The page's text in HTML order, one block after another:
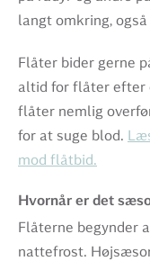
langt omkring,
Flåter bider gerne
altid for flåter efter
flåter nemlig
for at suge blod.
mod flåtbid.
Hvornår er det
Flåterne begynder
nattefrost.